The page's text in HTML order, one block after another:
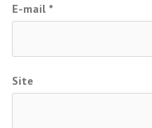
E-mail *
Site